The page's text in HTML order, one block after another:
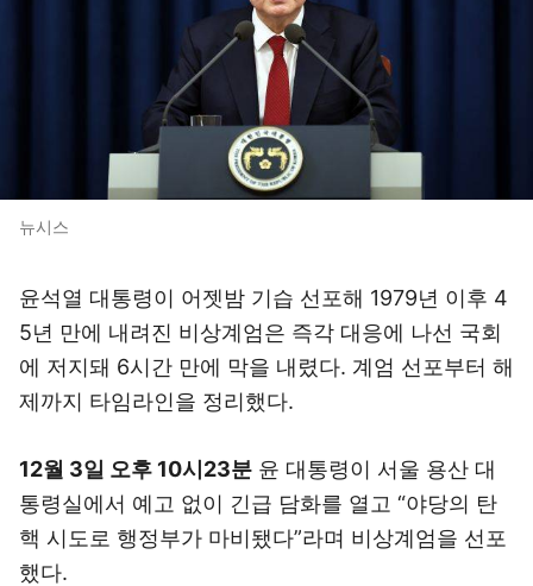
뉴시스
윤석열 대통령이 어젯밤 기습 선포해 1979년 이후 4
5년 만에 내려진 비상계엄은 즉각 대응에 나선 국회
에 저지돼 6시간 만에 막을 내렸다. 계엄 선포부터 해
제까지 타임라인을 정리했다.
12월 3일 오후 10시23분 윤 대통령이 서울 용산 대
통령실에서 예고 없이 긴급 담화를 열고 “야당의 탄
핵 시도로 행정부가 마비됐다”라며 비상계엄을 선포
했다.